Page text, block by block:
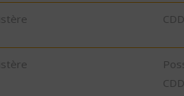
CDD
CDD